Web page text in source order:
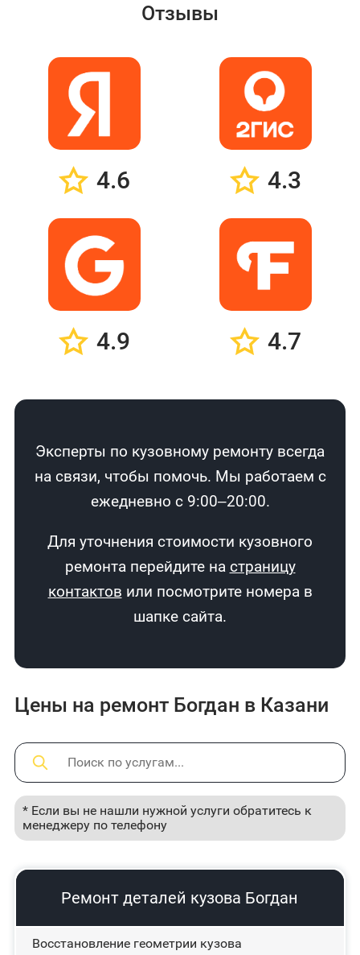
Отзывы
4.6 4.3
4.9 4.7
Эксперты по кузовному ремонту всегда
на связи, чтобы помочь. Мы работаем с
ежедневно с 9:00–20:00.
Для уточнения стоимости кузовного
ремонта перейдите на страницу
контактов или посмотрите номера в
шапке сайта.
Цены на ремонт Богдан в Казани
* Если вы не нашли нужной услуги обратитесь к
менеджеру по телефону
Ремонт деталей кузова Богдан
Восстановление геометрии кузова